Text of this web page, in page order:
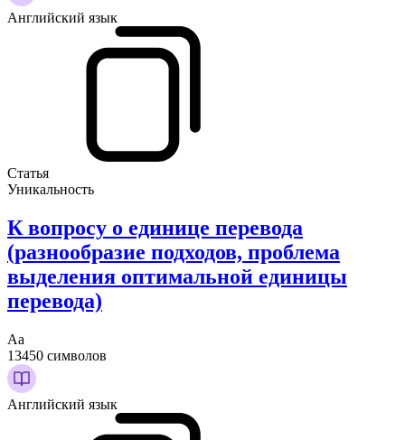
Английский язык
Статья
Уникальность
К вопросу о единице перевода
(разнообразие подходов, проблема
выделения оптимальной единицы
перевода)
Аа
13450 символов
Английский язык